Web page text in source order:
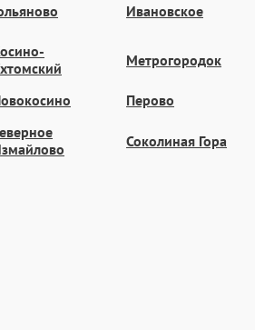
Ивановское
Метрогородок
Перово
Соколиная Гора